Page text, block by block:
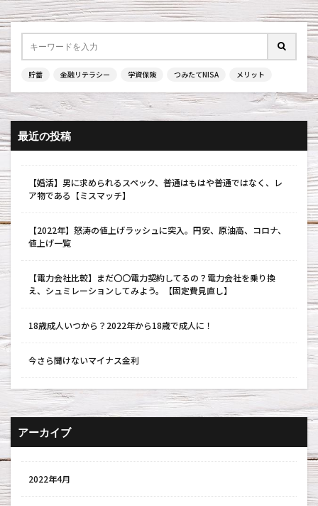
貯蓄 金融リテラシー 学資保険 つみたてNISA メリット
最近の投稿
【婚活】男に求められるスペック、普通はもはや普通ではなく、レ
ア物である【ミスマッチ】
【2022年】怒涛の値上げラッシュに突入。円安、原油高、コロナ、
値上げ一覧
【電力会社比較】まだ〇〇電力契約してるの？電力会社を乗り換
え、シュミレーションしてみよう。【固定費見直し】
18歳成人いつから？2022年から18歳で成人に！
今さら聞けないマイナス金利
アーカイブ
2022年4月